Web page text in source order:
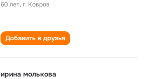
60 лет,г. Ковров
Добавить в друзья
ирина молькова